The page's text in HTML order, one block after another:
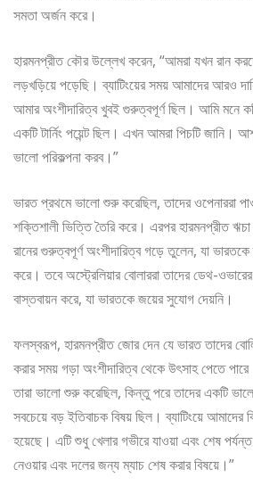
সমতা অর্জন করে।
হারমনপ্রীত কৌর উল্লেখ করেন, “আমরা যখন রান
লড়খড়িয়ে পড়েছি। ব্যাটিংয়ের সময় আমাদের আরও
আমার অংশীদারিত্ব খুবই গুরুত্বপূর্ণ ছিল। আমি মনে
একটি টার্নিং পয়েন্ট ছিল। এখন আমরা পিচটি জানি।
ভালো পরিকল্পনা করব।”
ভারত প্রথমে ভালো শুরু করেছিল, তাদের ওপেনাররা
শক্তিশালী ভিত্তি তৈরি করে। এরপর হারমনপ্রীত
রানের গুরুত্বপূর্ণ অংশীদারিত্ব গড়ে তুলেন, যা ভারতকে
করে। তবে অস্ট্রেলিয়ার বোলাররা তাদের ডেথ-ওভারের
বাস্তবায়ন করে, যা ভারতকে জয়ের সুযোগ দেয়নি।
ফলস্বরূপ, হারমনপ্রীত জোর দেন যে ভারত তাদের
করার সময় গড়া অংশীদারিত্ব থেকে উৎসাহ পেতে
তারা ভালো শুরু করেছিল, কিন্তু পরে তাদের একটি
সবচেয়ে বড় ইতিবাচক বিষয় ছিল। ব্যাটিংয়ে আমাদের
হয়েছে। এটি শুধু খেলার গভীরে যাওয়া এবং শেষ
নেওয়ার এবং দলের জন্য ম্যাচ শেষ করার বিষয়ে।”